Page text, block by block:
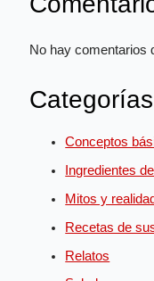
No hay comentarios
Categorías
Conceptos
Ingredientes
Mitos y
Recetas de
Relatos